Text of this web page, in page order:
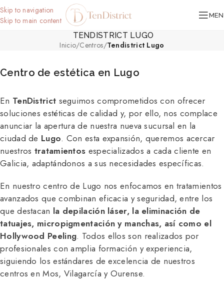
Skip to navigation
Skip to main content
TENDISTRICT LUGO
Inicio/Centros/Tendistrict Lugo
Centro de estética en Lugo
En TenDistrict seguimos comprometidos con ofrecer
soluciones estéticas de calidad y, por ello, nos complace
anunciar la apertura de nuestra nueva sucursal en la
ciudad de Lugo. Con esta expansión, queremos acercar
nuestros tratamientos especializados a cada cliente en
Galicia, adaptándonos a sus necesidades específicas.
En nuestro centro de Lugo nos enfocamos en tratamientos
avanzados que combinan eficacia y seguridad, entre los
que destacan la depilación láser, la eliminación de
tatuajes, micropigmentación y manchas, así como el
Hollywood Peeling. Todos ellos son realizados por
profesionales con amplia formación y experiencia,
siguiendo los estándares de excelencia de nuestros
centros en Mos, Vilagarcía y Ourense.